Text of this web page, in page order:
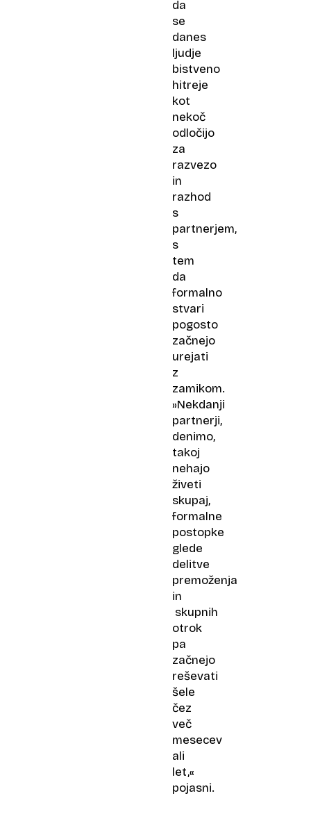
da
se
danes
ljudje
bistveno
hitreje
kot
nekoč
odločijo
za
razvezo
in
razhod
s
partnerjem,
s
tem
da
formalno
stvari
pogosto
začnejo
urejati
z
zamikom.
»Nekdanji
partnerji,
denimo,
takoj
nehajo
živeti
skupaj,
formalne
postopke
glede
delitve
premoženja
in
skupnih
otrok
pa
začnejo
reševati
šele
čez
več
mesecev
ali
let,«
pojasni.